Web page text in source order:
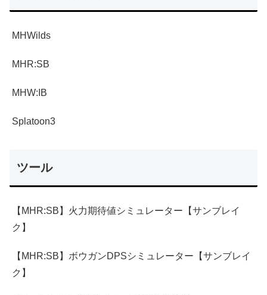
MHWilds
MHR:SB
MHW:IB
Splatoon3
ツール
【MHR:SB】火力期待値シミュレーター【サンブレイ
ク】
【MHR:SB】ボウガンDPSシミュレーター【サンブレイ
ク】